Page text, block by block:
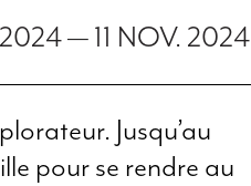
—11 NOV. 2024
Jusqu’au
pour se rendre au